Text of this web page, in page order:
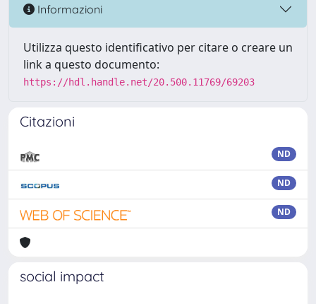
Informazioni
Utilizza questo identificativo per citare o creare un
link a questo documento:
https://hdl.handle.net/20.500.11769/69203
Citazioni
ND
ND
ND
social impact